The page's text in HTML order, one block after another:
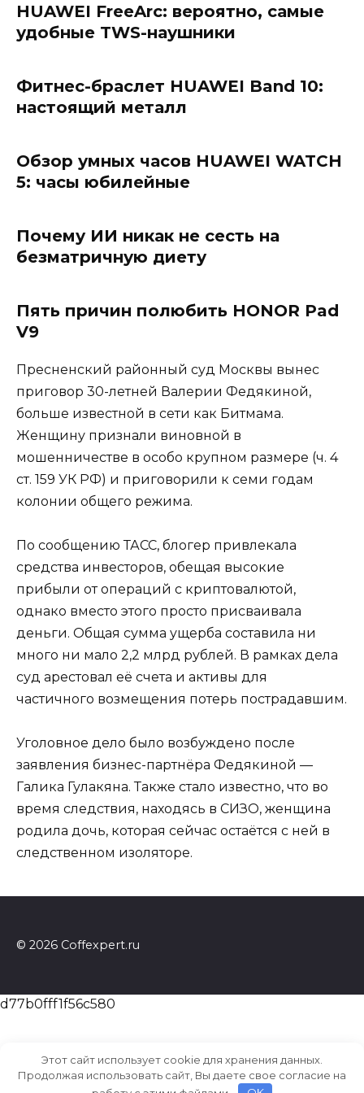
HUAWEI FreeArc: вероятно, самые
удобные TWS-наушники
Фитнес-браслет HUAWEI Band 10:
настоящий металл
Обзор умных часов HUAWEI WATCH
5: часы юбилейные
Почему ИИ никак не сесть на
безматричную диету
Пять причин полюбить HONOR Pad
V9
Пресненский районный суд Москвы вынес
приговор 30-летней Валерии Федякиной,
больше известной в сети как Битмама.
Женщину признали виновной в
мошенничестве в особо крупном размере (ч. 4
ст. 159 УК РФ) и приговорили к семи годам
колонии общего режима.
По сообщению ТАСС, блогер привлекала
средства инвесторов, обещая высокие
прибыли от операций с криптовалютой,
однако вместо этого просто присваивала
деньги. Общая сумма ущерба составила ни
много ни мало 2,2 млрд рублей. В рамках дела
суд арестовал её счета и активы для
частичного возмещения потерь пострадавшим.
Уголовное дело было возбуждено после
заявления бизнес-партнёра Федякиной —
Галика Гулакяна. Также стало известно, что во
время следствия, находясь в СИЗО, женщина
родила дочь, которая сейчас остаётся с ней в
следственном изоляторе.
© 2026 Coffexpert.ru
d77b0fff1f56c580
Этот сайт использует cookie для хранения данных.
Продолжая использовать сайт, Вы даете свое согласие на